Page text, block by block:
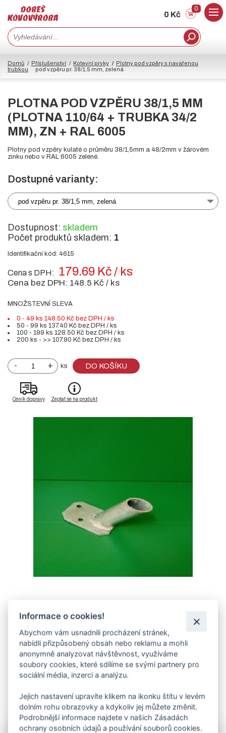
0 Kč
0
Domů Příslušenství Kotevní prvky
Plotny pod vzpěry s navařenou
trubkou
pod vzpěru pr. 38/1,5 mm, zelená
PLOTNA POD VZPĚRU 38/1,5 MM
(PLOTNA 110/64 + TRUBKA 34/2
MM), ZN + RAL 6005
Plotny pod vzpěry kulaté o průměru 38/1,5mm a 48/2mm v žárovém
zinku nebo v RAL 6005 zelené.
Dostupné varianty:
pod vzpěru pr. 38/1,5 mm, zelená
Dostupnost: skladem
Počet produktů skladem: 1
Identifikační kód: 4615
Cena s DPH: 179.69 Kč / ks
Cena bez DPH: 148.5 Kč / ks
MNOŽSTEVNÍ SLEVA
0 - 49 ks 148.50 Kč bez DPH / ks
50 - 99 ks 137.40 Kč bez DPH / ks
100 - 199 ks 128.50 Kč bez DPH / ks
200 ks - >> 107.90 Kč bez DPH / ks
- + ks DO KOŠÍKU
Ceník dopravy Zeptat se na produkt
Info
Informace o cookies!
Abychom vám usnadnili procházení stránek,
nabídli přizpůsobený obsah nebo reklamu a mohli
anonymně analyzovat návštěvnost, využíváme
soubory cookies, které sdílíme se svými partnery pro
sociální média, inzerci a analýzu.
Jejich nastavení upravíte klikem na ikonku štítu v levém
dolním rohu obrazovky a kdykoliv jej můžete změnit.
Podrobnější informace najdete v našich Zásadách
ochrany osobních údajů a používání souborů cookies.